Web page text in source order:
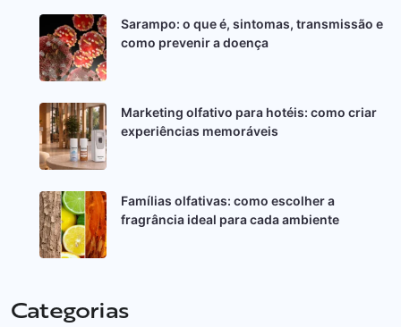
Sarampo: o que é, sintomas, transmissão e
como prevenir a doença
Marketing olfativo para hotéis: como criar
experiências memoráveis
Famílias olfativas: como escolher a
fragrância ideal para cada ambiente
Categorias